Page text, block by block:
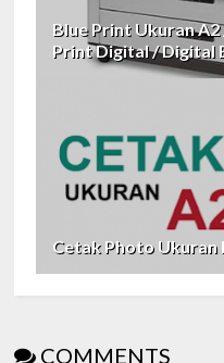
Blue Print Ukuran A2
Print Digital / Digital
Cetak Photo
COMMENTS